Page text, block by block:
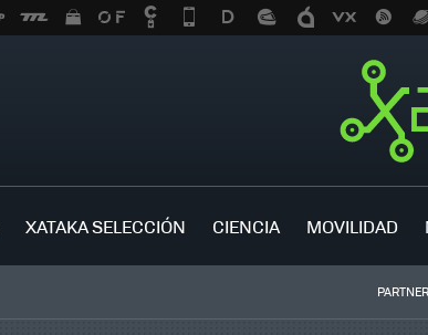
XATAKA SELECCIÓN CIENCIA MOVILIDAD